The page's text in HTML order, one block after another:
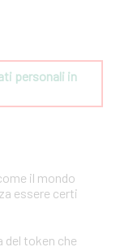
personali in
il mondo
essere certi
del token che